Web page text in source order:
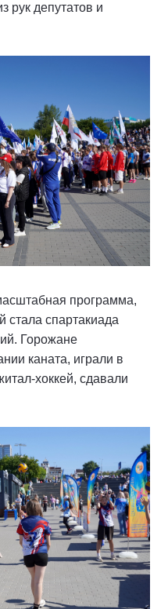
рук депутатов и
программа,
стала спартакиада
Горожане
каната, играли в
хоккей, сдавали